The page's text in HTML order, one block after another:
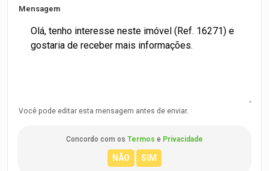
Mensagem
Você pode editar esta mensagem antes de enviar.
Concordo com os Termos e Privacidade